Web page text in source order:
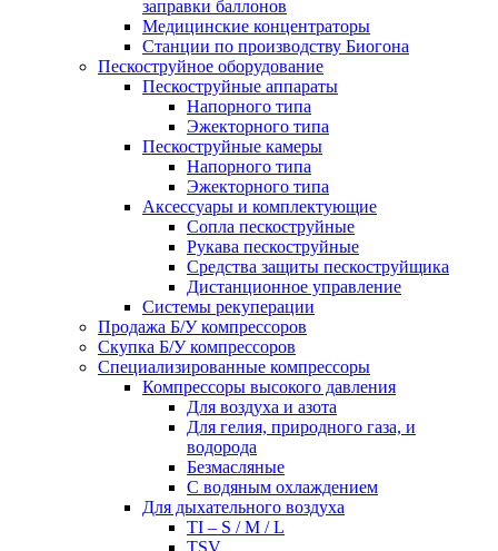
заправки баллонов
Медицинские концентраторы
Станции по производству Биогона
Пескоструйное оборудование
Пескоструйные аппараты
Напорного типа
Эжекторного типа
Пескоструйные камеры
Напорного типа
Эжекторного типа
Аксессуары и комплектующие
Сопла пескоструйные
Рукава пескоструйные
Средства защиты пескоструйщика
Дистанционное управление
Системы рекуперации
Продажа Б/У компрессоров
Скупка Б/У компрессоров
Специализированные компрессоры
Компрессоры высокого давления
Для воздуха и азота
Для гелия, природного газа, и
водорода
Безмасляные
С водяным охлаждением
Для дыхательного воздуха
TI – S / M / L
TSV